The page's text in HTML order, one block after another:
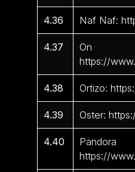
4.36 Naf Naf:
4.37
On
https://
4.38 Ortizo:
4.39 Oster:
4.40
https://